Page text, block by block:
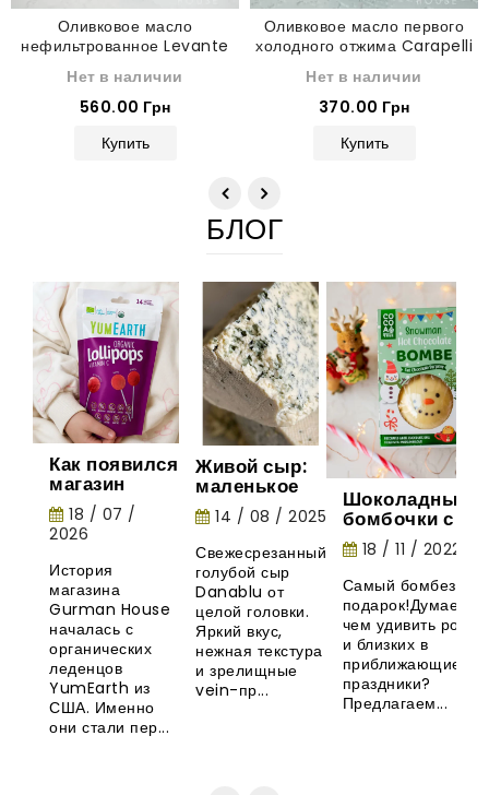
Оливковое масло
нефильтрованное Levante
Нет в наличии
560.00 Грн
Купить
Оливковое масло первого
холодного отжима Carapelli
Oliva 1 л
Нет в наличии
370.00 Грн
Купить
БЛОГ
Как появился
магазин
Gurman
House:
история
органических
леденцов
YumEarth
18 / 07 /
2026
История
магазина
Gurman House
началась с
органических
леденцов
YumEarth из
США. Именно
они стали пер...
Живой сыр:
маленькое
шоу природы
14 / 08 / 2025
Свежесрезанный
голубой сыр
Danablu от
целой головки.
Яркий вкус,
нежная текстура
и зрелищные
vein-пр...
Шоколадные
бомбочки с
маршмеллоу -
необычная
новинка из
18 / 11 / 2022
Самый бомбезный
подарок!Думаете,
чем удивить
и близких в
приближающиеся
праздники?
Предлагаем...